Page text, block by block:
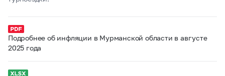
Подробнее об инфляции в Мурманской области в августе
2025 года